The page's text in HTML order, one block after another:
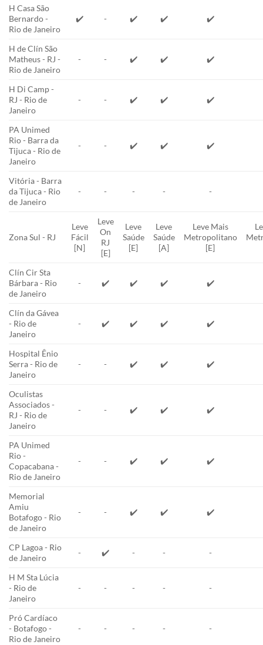
H Casa São
Bernardo -
Rio de Janeiro
✔️ - ✔️ ✔️ ✔️
H de Clín São
Matheus - RJ -
Rio de Janeiro
- - ✔️ ✔️ ✔️
H Di Camp -
RJ - Rio de
Janeiro
- - ✔️ ✔️ ✔️
PA Unimed
Rio - Barra da
Tijuca - Rio de
Janeiro
- - ✔️ ✔️ ✔️
Vitória - Barra
da Tijuca - Rio
de Janeiro
- - - - -
Zona Sul - RJ
Leve
Fácil
[N]
Leve
On
RJ
[E]
Leve
Saúde
[E]
Leve
Saúde
[A]
Leve Mais
Metropolitano
[E]
Clín Cir Sta
Bárbara - Rio
de Janeiro
- ✔️ ✔️ ✔️ ✔️
Clín da Gávea
- Rio de
Janeiro
- ✔️ ✔️ ✔️ ✔️
Hospital Ênio
Serra - Rio de
Janeiro
- - ✔️ ✔️ ✔️
Oculistas
Associados -
RJ - Rio de
Janeiro
- - ✔️ ✔️ ✔️
PA Unimed
Rio -
Copacabana -
Rio de Janeiro
- - ✔️ ✔️ ✔️
Memorial
Amiu
Botafogo - Rio
de Janeiro
- - ✔️ ✔️ ✔️
CP Lagoa - Rio
de Janeiro
- ✔️ - - -
H M Sta Lúcia
- Rio de
Janeiro
- - - - -
Pró Cardíaco
- Botafogo -
Rio de Janeiro
- - - - -